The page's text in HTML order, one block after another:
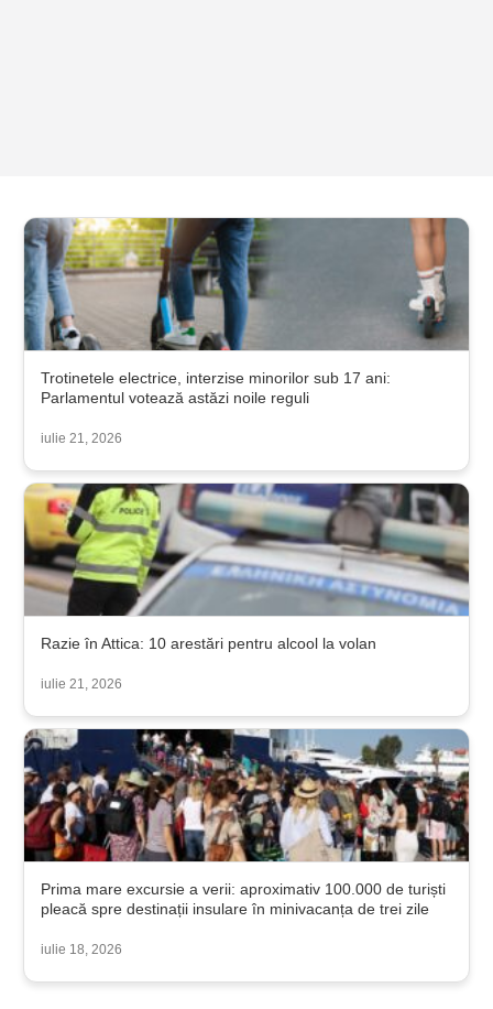
Trotinetele electrice, interzise minorilor sub 17 ani:
Parlamentul votează astăzi noile reguli
iulie 21, 2026
Razie în Attica: 10 arestări pentru alcool la volan
iulie 21, 2026
Prima mare excursie a verii: aproximativ 100.000 de turiști
pleacă spre destinații insulare în minivacanța de trei zile
iulie 18, 2026